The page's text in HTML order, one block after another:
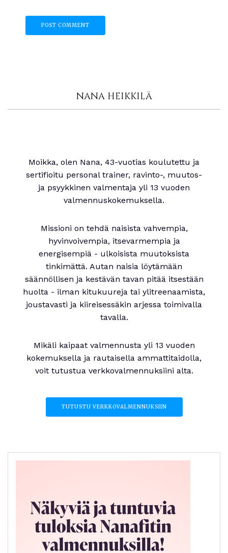
NANA HEIKKILÄ
Moikka, olen Nana, 43-vuotias koulutettu ja
sertifioitu personal trainer, ravinto-, muutos-
ja psyykkinen valmentaja yli 13 vuoden
valmennuskokemuksella.
Missioni on tehdä naisista vahvempia,
hyvinvoivempia, itsevarmempia ja
energisempiä - ulkoisista muutoksista
tinkimättä. Autan naisia löytämään
säännöllisen ja kestävän tavan pitää itsestään
huolta - ilman kitukuureja tai ylitreenaamista,
joustavasti ja kiireisessäkin arjessa toimivalla
tavalla.
Mikäli kaipaat valmennusta yli 13 vuoden
kokemuksella ja rautaisella ammattitaidolla,
voit tutustua verkkovalmennuksiini alta.
TUTUSTU VERKKOVALMENNUKSIIN